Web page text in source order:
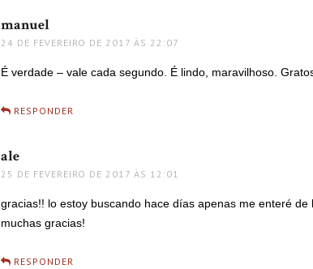
manuel
24 DE FEVEREIRO DE 2017 ÀS 22:07
É verdade – vale cada segundo. É lindo, maravilhoso.
RESPONDER
ale
25 DE FEVEREIRO DE 2017 ÀS 12:01
gracias!! lo estoy buscando hace días apenas me enteré de
muchas gracias!
RESPONDER